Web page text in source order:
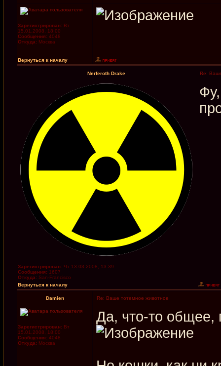
Зарегистрирован: Вт
15.01.2008, 18:00
Сообщения: 4048
Откуда: Москва
Вернуться к началу
Nerferoth Drake Re:
Зарегистрирован: Чт 13.03.2008, 13:39
Сообщения: 1607
Откуда: San-Francisco
Вернуться к началу
Damien Re: Ваше тотемное животное
Зарегистрирован: Вт
15.01.2008, 18:00
Сообщения: 4048
Откуда: Москва
Да, что-то общее,